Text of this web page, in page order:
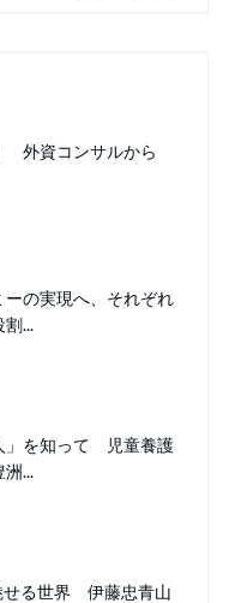
外資コンサルから
ーの実現へ、それぞれ
...
」を知って 児童養護
...
せる世界 伊藤忠青山